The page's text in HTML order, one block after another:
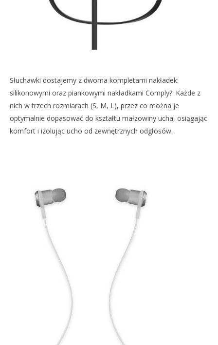
Słuchawki dostajemy z dwoma kompletami nakładek:
silikonowymi oraz piankowymi nakładkami Comply?. Każde z
nich w trzech rozmiarach (S, M, L), przez co można je
optymalnie dopasować do kształtu małżowiny ucha, osiągając
komfort i izolując ucho od zewnętrznych odgłosów.